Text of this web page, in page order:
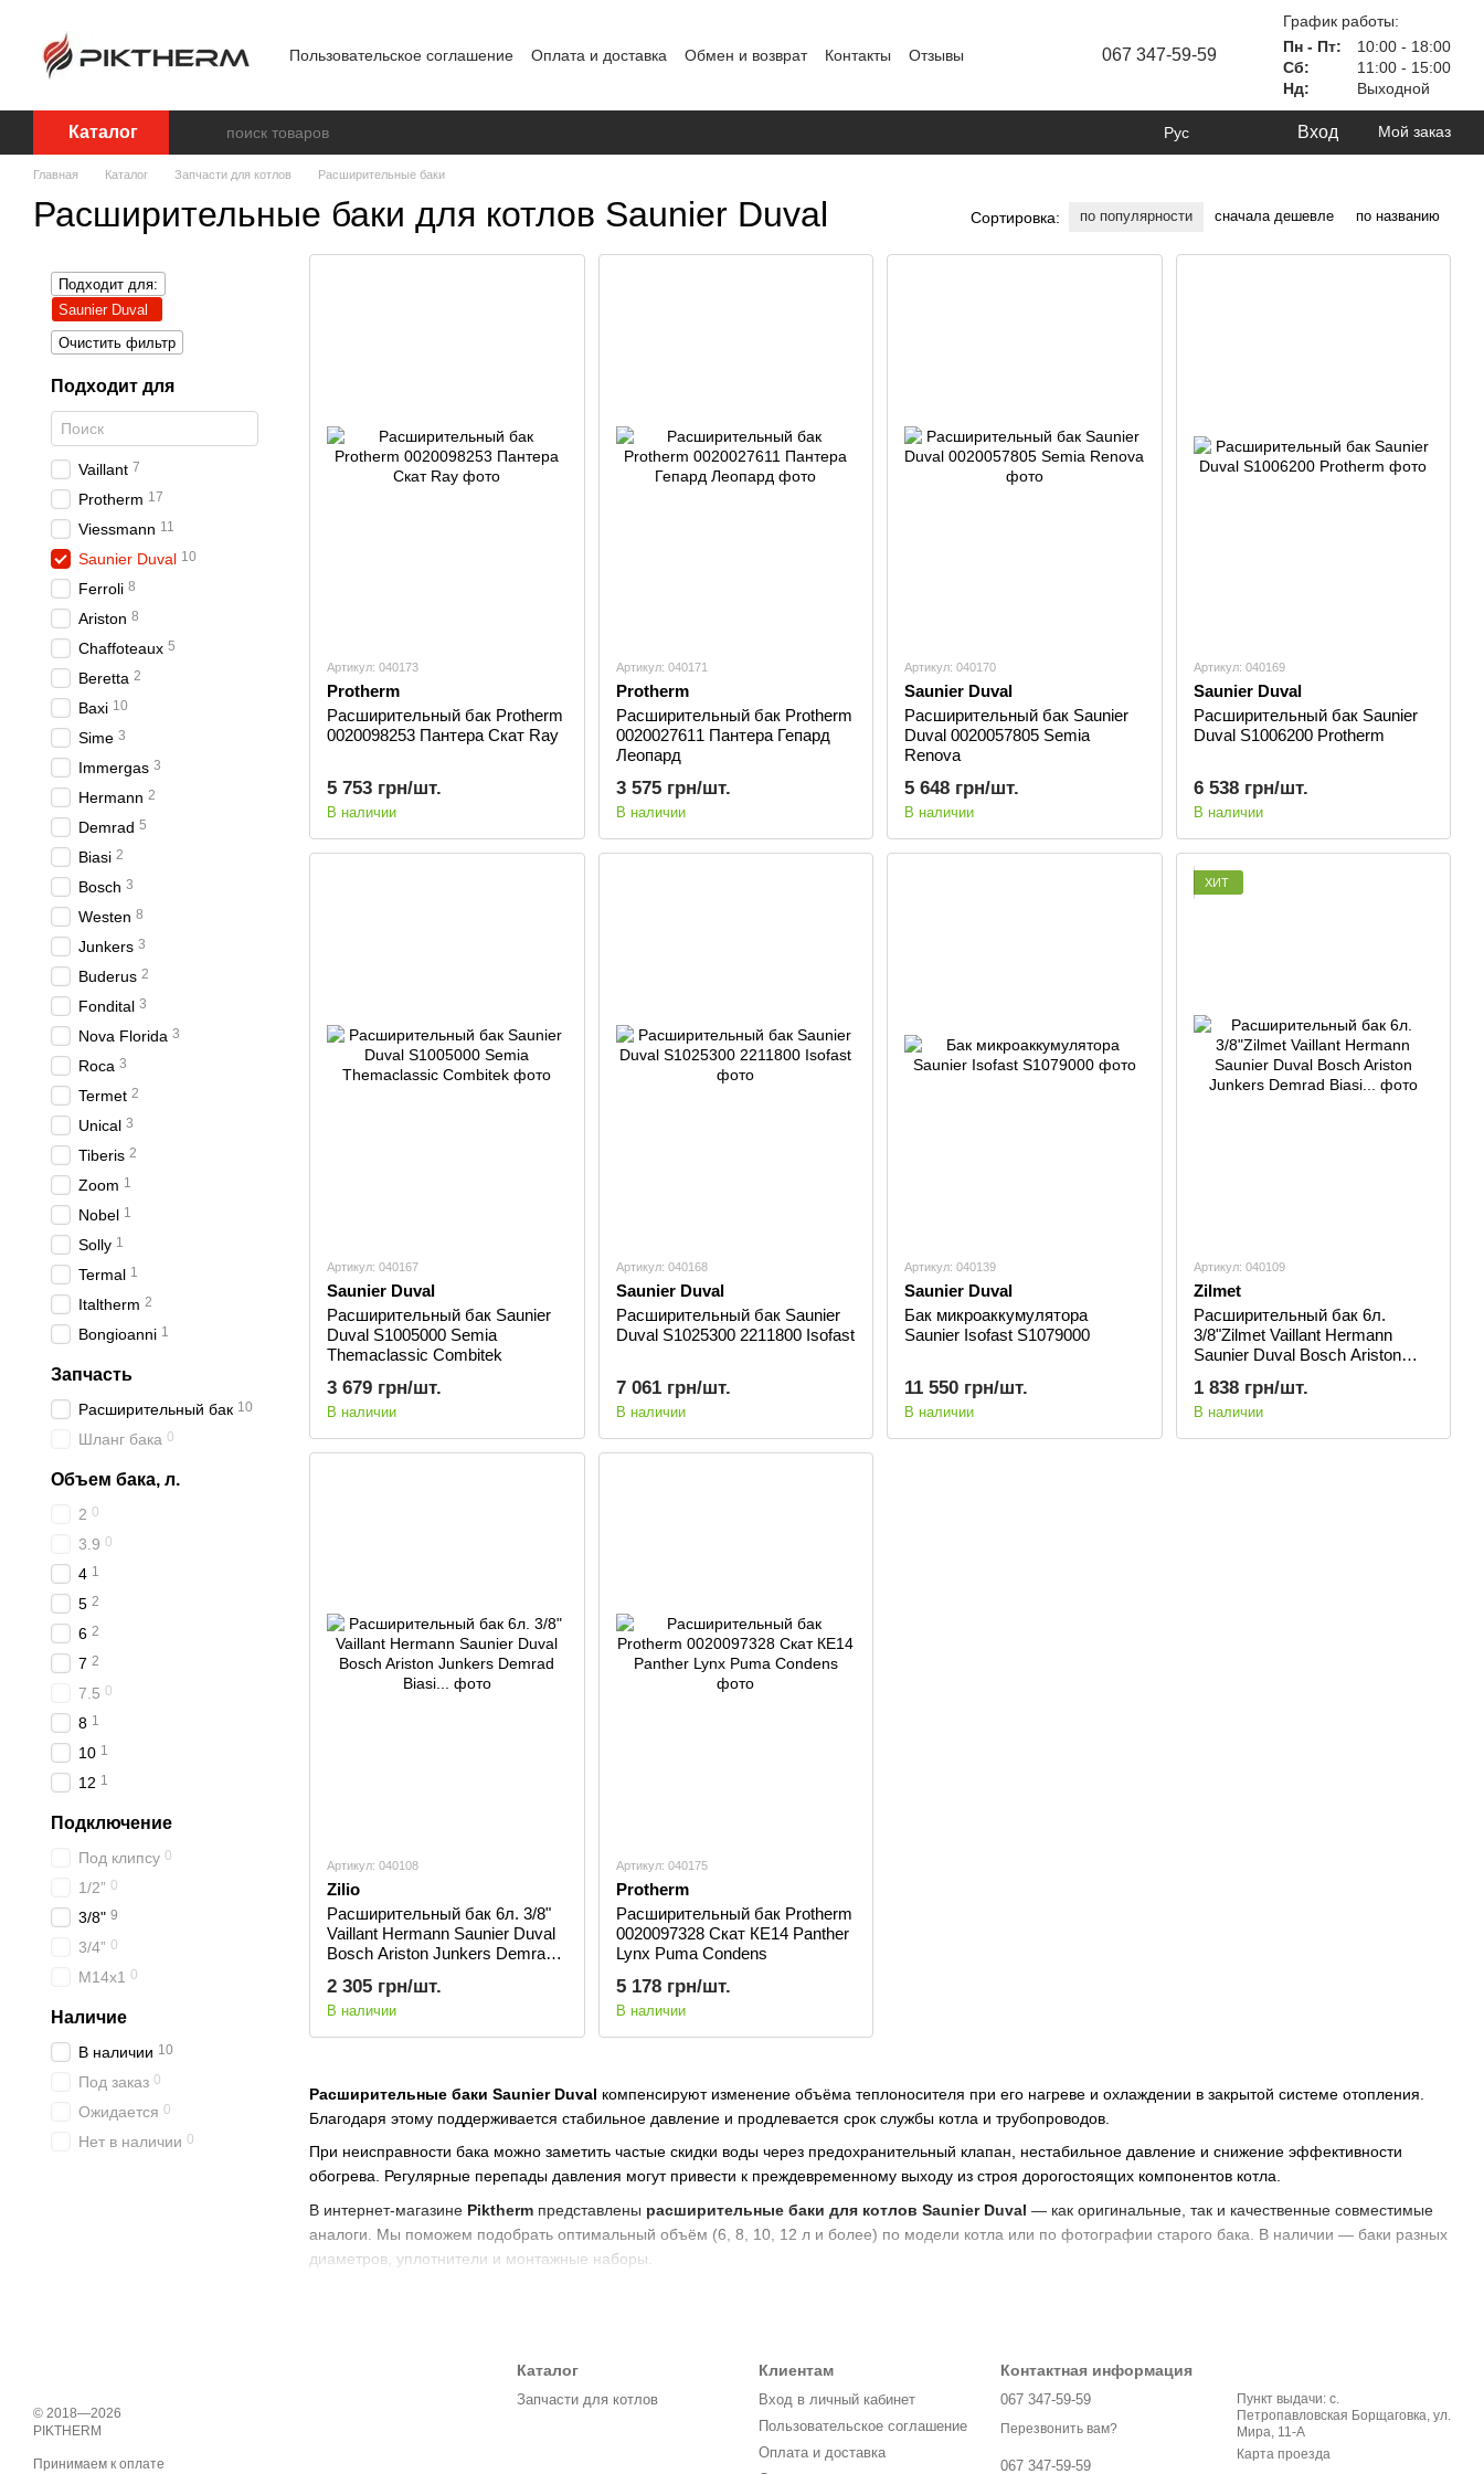
Пользовательское соглашение Оплата и доставка Обмен и возврат Контакты
Отзывы
067 347-59-59
График работы:
Пн - Пт:
10:00 - 18:00
Сб:
11:00 - 15:00
Нд:
Выходной
Каталог Рус Вход Мой заказ
Главная Каталог Запчасти для котлов Расширительные баки
Расширительные баки для котлов Saunier Duval Сортировка: по популярности сначала дешевле по названию
Расширительные баки Saunier Duval компенсируют изменение объёма теплоносителя при его нагреве и охлаждении в закрытой системе отопления.
Благодаря этому поддерживается стабильное давление и продлевается срок службы котла и трубопроводов.
При неисправности бака можно заметить частые скидки воды через предохранительный клапан, нестабильное давление и снижение эффективности
обогрева. Регулярные перепады давления могут привести к преждевременному выходу из строя дорогостоящих компонентов котла.
В интернет-магазине Piktherm представлены расширительные баки для котлов Saunier Duval — как оригинальные, так и качественные совместимые
аналоги. Мы поможем подобрать оптимальный объём (6, 8, 10, 12 л и более) по модели котла или по фотографии старого бака. В наличии — баки разных
диаметров, уплотнители и монтажные наборы.
расширительный бак Saunier Duval ? Закажите его на Piktherm.ua — мы обеспечим точный подбор, проверенное качество и надёжную доставку.
Артикул: 040173
Protherm
Расширительный бак Protherm
0020098253 Пантера Скат Ray
5 753 грн/шт.
В наличии
Артикул: 040171
Protherm
Расширительный бак Protherm
0020027611 Пантера Гепард
Леопард
3 575 грн/шт.
В наличии
Артикул: 040170
Saunier Duval
Расширительный бак Saunier
Duval 0020057805 Semia
Renova
5 648 грн/шт.
В наличии
Артикул: 040169
Saunier Duval
Расширительный бак Saunier
Duval S1006200 Protherm
6 538 грн/шт.
В наличии
Артикул: 040167
Saunier Duval
Расширительный бак Saunier
Duval S1005000 Semia
Themaclassic Combitek
3 679 грн/шт.
В наличии
Артикул: 040168
Saunier Duval
Расширительный бак Saunier
Duval S1025300 2211800 Isofast
7 061 грн/шт.
В наличии
Артикул: 040139
Saunier Duval
Бак микроаккумулятора
Saunier Isofast S1079000
11 550 грн/шт.
В наличии
ХИТ
Артикул: 040109
Zilmet
Расширительный бак 6л.
3/8"Zilmet Vaillant Hermann
Saunier Duval Bosch Ariston
1 838 грн/шт.
В наличии
Артикул: 040108
Zilio
Расширительный бак 6л. 3/8"
Vaillant Hermann Saunier Duval
Bosch Ariston Junkers Demrad
2 305 грн/шт.
В наличии
Артикул: 040175
Protherm
Расширительный бак Protherm
0020097328 Скат КЕ14 Panther
Lynx Puma Condens
5 178 грн/шт.
В наличии
Подходит для:
Saunier Duval
Очистить фильтр
Подходит для
Vaillant 7
Protherm 17
Viessmann 11
Saunier Duval 10
Ferroli 8
Ariston 8
Сhaffoteaux 5
Beretta 2
Baxi 10
Sime 3
Immergas 3
Hermann 2
Demrad 5
Biasi 2
Bosch 3
Westen 8
Junkers 3
Buderus 2
Fondital 3
Nova Florida 3
Roca 3
Termet 2
Unical 3
Tiberis 2
Zoom 1
Nobel 1
Solly 1
Termal 1
Italtherm 2
Bongioanni 1
Запчасть
Расширительный бак 10
Шланг бака 0
Объем бака, л.
2 0
3.9 0
4 1
5 2
6 2
7 2
7.5 0
8 1
10 1
12 1
Подключение
Под клипсу 0
1/2” 0
3/8" 9
3/4” 0
M14x1 0
Наличие
В наличии 10
Под заказ 0
Ожидается 0
Нет в наличии 0
© 2018—2026
PIKTHERM
Принимаем к оплате
Каталог
Запчасти для котлов
Клиентам
Вход в личный кабинет
Пользовательское соглашение
Оплата и доставка
Контактная информация
067 347-59-59
Перезвонить вам?
067 347-59-59
Пункт выдачи: с.
Петропавловская Борщаговка, ул.
Мира, 11-А
Карта проезда